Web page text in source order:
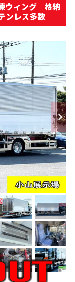
ウィング 格納
レス多数